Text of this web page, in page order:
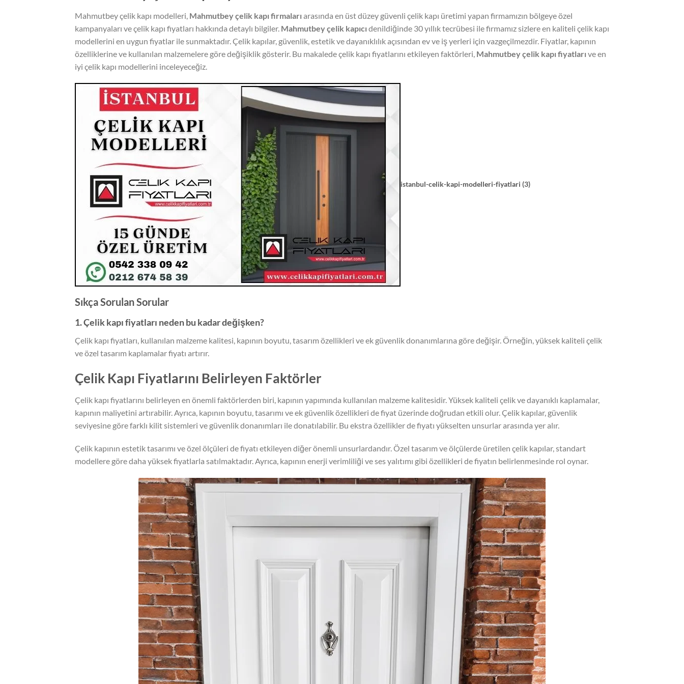
Mahmutbey çelik kapı modelleri, Mahmutbey çelik kapı firmaları arasında en üst düzey güvenli çelik kapı üretimi yapan firmamızın bölgeye özel
kampanyaları ve çelik kapı fiyatları hakkında detaylı bilgiler. Mahmutbey çelik kapıcı denildiğinde 30 yıllık tecrübesi ile firmamız sizlere en kaliteli çelik kapı
modellerini en uygun fiyatlar ile sunmaktadır. Çelik kapılar, güvenlik, estetik ve dayanıklılık açısından ev ve iş yerleri için vazgeçilmezdir. Fiyatlar, kapının
özelliklerine ve kullanılan malzemelere göre değişiklik gösterir. Bu makalede çelik kapı fiyatlarını etkileyen faktörleri, Mahmutbey çelik kapı fiyatları ve en
iyi çelik kapı modellerini inceleyeceğiz.
istanbul-celik-kapi-modelleri-fiyatlari (3)
Sıkça Sorulan Sorular
1. Çelik kapı fiyatları neden bu kadar değişken?
Çelik kapı fiyatları, kullanılan malzeme kalitesi, kapının boyutu, tasarım özellikleri ve ek güvenlik donanımlarına göre değişir. Örneğin, yüksek kaliteli çelik
ve özel tasarım kaplamalar fiyatı artırır.
Çelik Kapı Fiyatlarını Belirleyen Faktörler
Çelik kapı fiyatlarını belirleyen en önemli faktörlerden biri, kapının yapımında kullanılan malzeme kalitesidir. Yüksek kaliteli çelik ve dayanıklı kaplamalar,
kapının maliyetini artırabilir. Ayrıca, kapının boyutu, tasarımı ve ek güvenlik özellikleri de fiyat üzerinde doğrudan etkili olur. Çelik kapılar, güvenlik
seviyesine göre farklı kilit sistemleri ve güvenlik donanımları ile donatılabilir. Bu ekstra özellikler de fiyatı yükselten unsurlar arasında yer alır.
Çelik kapının estetik tasarımı ve özel ölçüleri de fiyatı etkileyen diğer önemli unsurlardandır. Özel tasarım ve ölçülerde üretilen çelik kapılar, standart
modellere göre daha yüksek fiyatlarla satılmaktadır. Ayrıca, kapının enerji verimliliği ve ses yalıtımı gibi özellikleri de fiyatın belirlenmesinde rol oynar.